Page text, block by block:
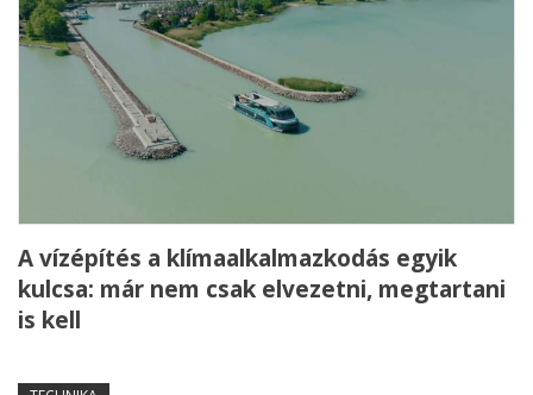
A vízépítés a klímaalkalmazkodás egyik
kulcsa: már nem csak elvezetni, megtartani
is kell